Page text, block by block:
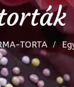
TORTA